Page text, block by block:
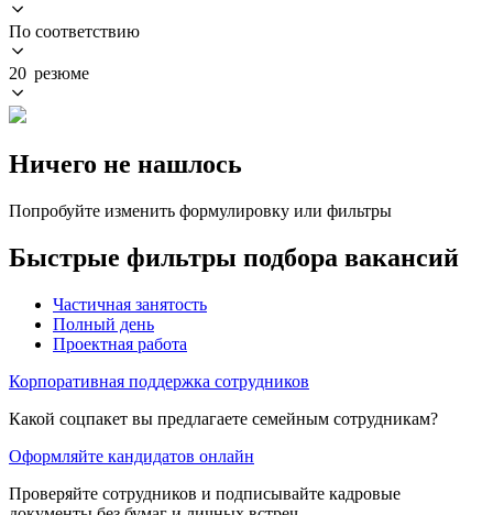
По соответствию
20 резюме
Ничего не нашлось
Попробуйте изменить формулировку или фильтры
Быстрые фильтры подбора вакансий
Частичная занятость
Полный день
Проектная работа
Корпоративная поддержка сотрудников
Какой соцпакет вы предлагаете семейным сотрудникам?
Оформляйте кандидатов онлайн
Проверяйте сотрудников и подписывайте кадровые